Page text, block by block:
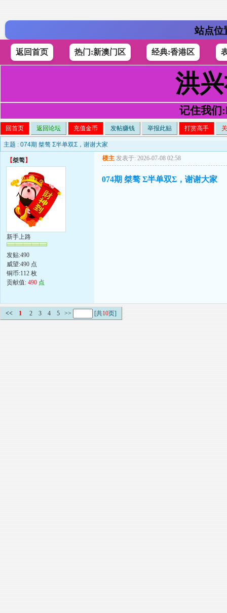
站点位
返回首页 热门:新澳门区 经典:香港区
洪
记住我们
回首页 返回论坛 充值金币 发帖赚钱 举报此贴 打赏高手
主题 : 074期 桀骜 Σ半单双Σ，谢谢大家
【桀骜】
新手上路
发贴:490
威望:490 点
铜币:112 枚
贡献值: 490 点
楼主 发表于: 2026-07-08 02:58
074期 桀骜 Σ半单双Σ，谢谢大家
<< 1 2 3 4 5 >> [共10页]